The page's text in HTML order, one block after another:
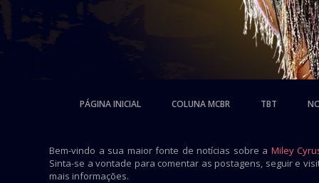
PÁGINA INICIAL COLUNA MCBR TBT
Bem-vindo a sua maior fonte de notícias sobre a Miley
Sinta-se a vontade para comentar as postagens, seguir e
mais informações.